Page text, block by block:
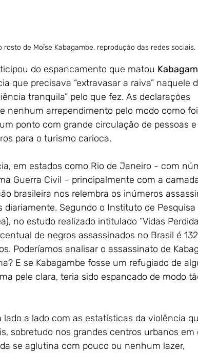
rosto de Moïse Kabagambe, reprodução das redes sociais.
do espancamento que matou
que precisava “extravasar a raiva” naquele
tranquila” pelo que fez. As declarações
nenhum arrependimento pelo modo como
ponto com grande circulação de pessoas
para o turismo carioca.
em estados como Rio de Janeiro - com
Guerra Civil – principalmente com a
brasileira nos relembra os inúmeros
diariamente. Segundo o Instituto de Pesquisa
no estudo realizado intitulado “Vidas
de negros assassinados no Brasil é
Poderíamos analisar o assassinato de
E se Kabagambe fosse um refugiado de
pele clara, teria sido espancado de modo
lado a lado com as estatísticas da violência
sobretudo nos grandes centros urbanos em
se aglutina com pouco ou nenhum lazer,